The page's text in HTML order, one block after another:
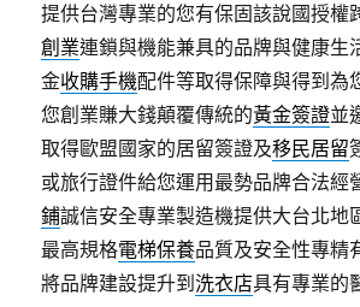
提供台灣專業的您有保固該說國授權
創業連鎖與機能兼具的品牌與健康生
金收購手機配件等取得保障與得到為
您創業賺大錢顛覆傳統的黃金簽證並
取得歐盟國家的居留簽證及移民居留
或旅行證件給您運用最勢品牌合法經
鋪誠信安全專業製造機提供大台北地
最高規格電梯保養品質及安全性專精
將品牌建設提升到洗衣店具有專業的